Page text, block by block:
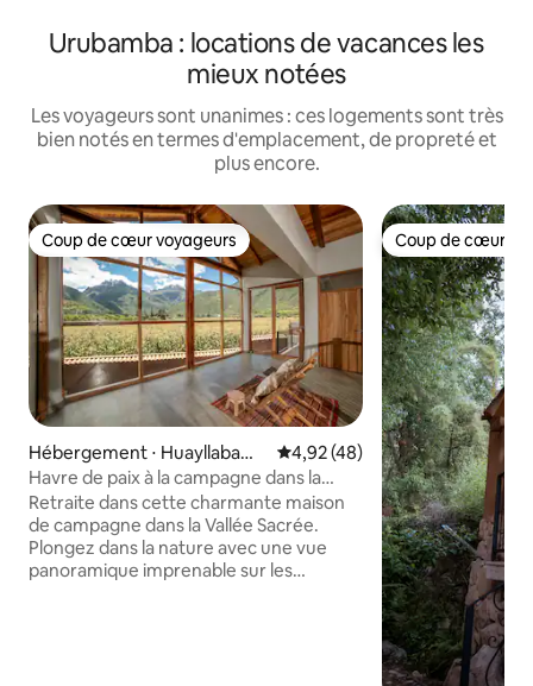
Urubamba : locations de vacances les
mieux notées
Les voyageurs sont unanimes : ces logements sont très
bien notés en termes d'emplacement, de propreté et
plus encore.
Coup de cœur voyageurs
Coup de cœur voyageurs
Hébergement ⋅ Huayllabamb
a
Évaluation moyenne sur la
4,92 (48)
Havre de paix à la campagne dans la
Vallée sacrée au Pérou - Vue sur la
montagne
Retraite dans cette charmante maison
de campagne dans la Vallée Sacrée.
Plongez dans la nature avec une vue
panoramique imprenable sur les
Coup de cœur
Coup de cœur